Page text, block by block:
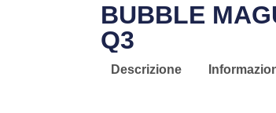
BUBBLE
Q3
Descrizione